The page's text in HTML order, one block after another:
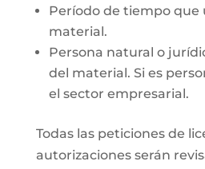
Período de tiempo que
material.
Persona natural o
del material. Si es
el sector empresarial.
Todas las peticiones de
autorizaciones serán